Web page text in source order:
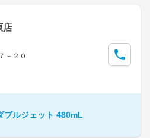
店
－２０
ブルジェット 480mL